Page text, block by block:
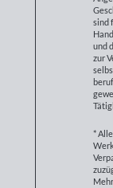
sind
und
zur
*